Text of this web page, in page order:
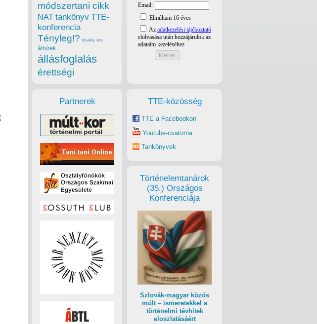
TTE-közösség
TTE a Facebookon
Youtube-csatorna
Tankönyvek
Történelemtanárok
(35.) Országos
Konferenciája
Szlovák-magyar közös
múlt – ismeretekkel a
történelmi tévhitek
eloszlatásáért
módszertani cikk
NAT tankönyv TTE-
konferencia
Tényleg!? törvény vita
álhírek
állásfoglalás
érettségi
Partnerek